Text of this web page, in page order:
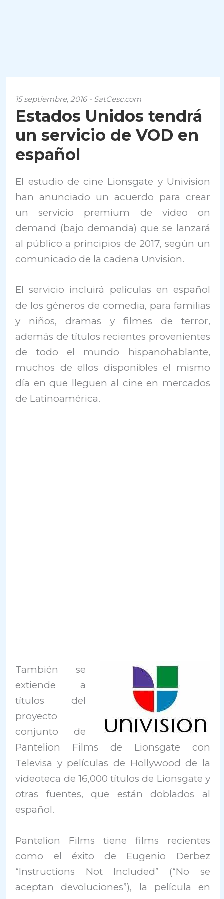
15 septiembre, 2016 - SatCesc.com
Estados Unidos tendrá
un servicio de VOD en
español
El estudio de cine Lionsgate y Univision
han anunciado un acuerdo para crear
un servicio premium de video on
demand (bajo demanda) que se lanzará
al público a principios de 2017, según un
comunicado de la cadena Unvision.
El servicio incluirá películas en español
de los géneros de comedia, para familias
y niños, dramas y filmes de terror,
además de títulos recientes provenientes
de todo el mundo hispanohablante,
muchos de ellos disponibles el mismo
día en que lleguen al cine en mercados
de Latinoamérica.
También se
extiende a
títulos del
proyecto
conjunto de
Pantelion Films de Lionsgate con
Televisa y películas de Hollywood de la
videoteca de 16,000 títulos de Lionsgate y
otras fuentes, que están doblados al
español.
Pantelion Films tiene films recientes
como el éxito de Eugenio Derbez
“Instructions Not Included” (“No se
aceptan devoluciones”), la película en